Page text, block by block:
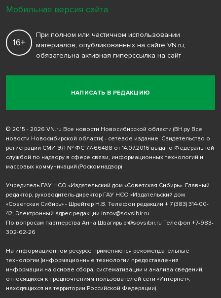
НАПИСАТЬ В РЕДАКЦИЮ
16+
При полном или частичном использовании
материалов, опубликованных на сайте VN.ru,
обязательна активная гиперссылка на сайт
© 2015 - 2026 VN.ru Все новости Новосибирской области (ВН.ру Все
новости Новосибирской области) - сетевое издание. Свидетельство о
регистрации СМИ ЭЛ № ФС 77-66488 от 14.07.2016 выдано Федеральной
службой по надзору в сфере связи, информационных технологий и
массовых коммуникаций (Роскомнадзор)
Учредитель ГАУ НСО «Издательский дом «Советская Сибирь». Главный
редактор, руководитель-директор ГАУ НСО «Издательский дом
«Советская Сибирь» - Шрейтер Н.В. Телефон редакции + 7 (383) 314-00-
42; Электронный адрес редакции inzov@sovsibir.ru
По вопросам партнерства Анна Швагирь pr@sovsibir.ru Телефон +7-983-
302-62-26
На информационном ресурсе применяются рекомендательные
технологии (информационные технологии предоставления
информации на основе сбора, систематизации и анализа сведений,
относящихся к предпочтениям пользователей сети «Интернет»,
находящихся на территории Российской Федерации).
Мобильная версия сайта